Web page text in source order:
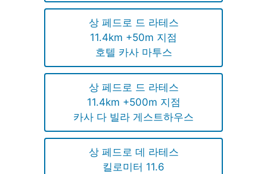
상 페드로 드 라테스
11.4km +50m 지점
호텔 카사 마투스
상 페드로 드 라테스
11.4km +500m 지점
카사 다 빌라 게스트하우스
상 페드로 데 라테스
킬로미터 11.6